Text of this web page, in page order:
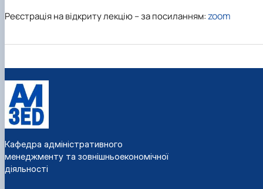
Реєстрація на відкриту лекцію – за посиланням:zoom
Кафедра адміністративного
менеджменту та зовнішньоекономічної
діяльності